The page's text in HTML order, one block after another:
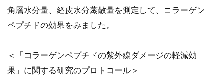
角層水分量、経皮水分蒸散量を測定して、コラーゲン
ペプチドの効果をみました。
＜「コラーゲンペプチドの紫外線ダメージの軽減効
果」に関する研究のプロトコール＞